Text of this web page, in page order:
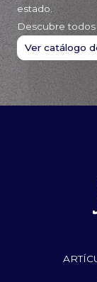
estado.
Descubre
Ver catálogo